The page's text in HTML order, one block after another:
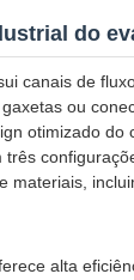
do
canais de
ou
otimizado
alta